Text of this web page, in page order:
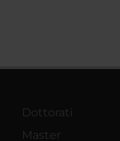
Dottorati
Master